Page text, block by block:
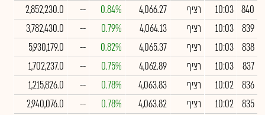
840
10:03 רציף 4,066.27
0.84%
--
2,852,230.0
839
10:03 רציף 4,064.13
0.79%
--
3,782,430.0
838
10:03 רציף 4,065.37
0.82%
--
5,930,179.0
837
10:03 רציף 4,062.89
0.75%
--
1,702,237.0
836
10:02 רציף 4,063.83
0.78%
--
1,215,826.0
835
10:02 רציף 4,063.82
0.78%
--
2,940,076.0